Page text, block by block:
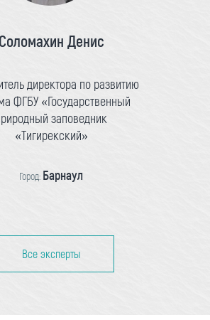
Соломахин Денис
директора по развитию
ФГБУ «Государственный
заповедник
«Тигирекский»
Город: Барнаул
Все эксперты